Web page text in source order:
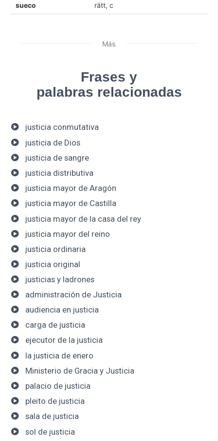
sueco rätt, c
Más
Frases y
palabras relacionadas
justicia conmutativa
justicia de Dios
justicia de sangre
justicia distributiva
justicia mayor de Aragón
justicia mayor de Castilla
justicia mayor de la casa del rey
justicia mayor del reino
justicia ordinaria
justicia original
justicias y ladrones
administración de Justicia
audiencia en justicia
carga de justicia
ejecutor de la justicia
la justicia de enero
Ministerio de Gracia y Justicia
palacio de justicia
pleito de justicia
sala de justicia
sol de justicia